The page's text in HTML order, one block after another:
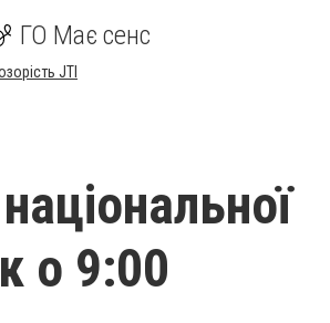
ГО Має сенс
JTI
о 9:00